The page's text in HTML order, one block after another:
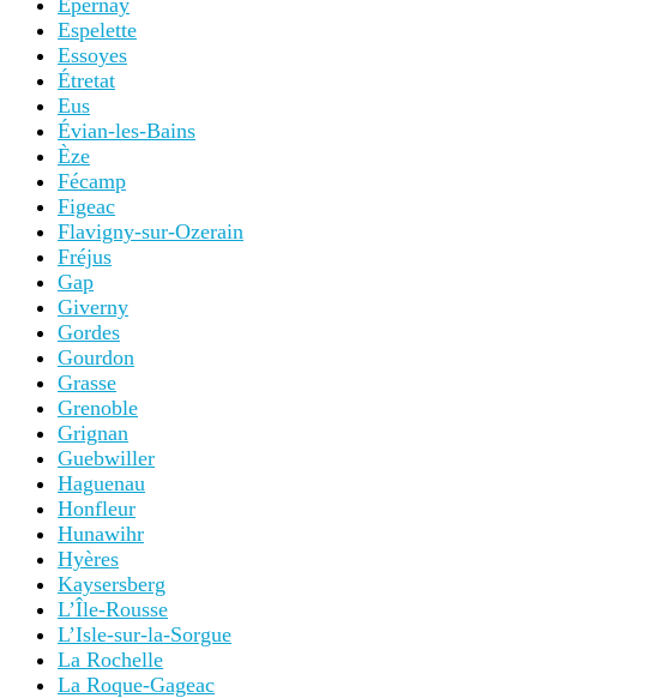
Épernay
Espelette
Essoyes
Étretat
Eus
Évian-les-Bains
Èze
Fécamp
Figeac
Flavigny-sur-Ozerain
Fréjus
Gap
Giverny
Gordes
Gourdon
Grasse
Grenoble
Grignan
Guebwiller
Haguenau
Honfleur
Hunawihr
Hyères
Kaysersberg
L’Île-Rousse
L’Isle-sur-la-Sorgue
La Rochelle
La Roque-Gageac